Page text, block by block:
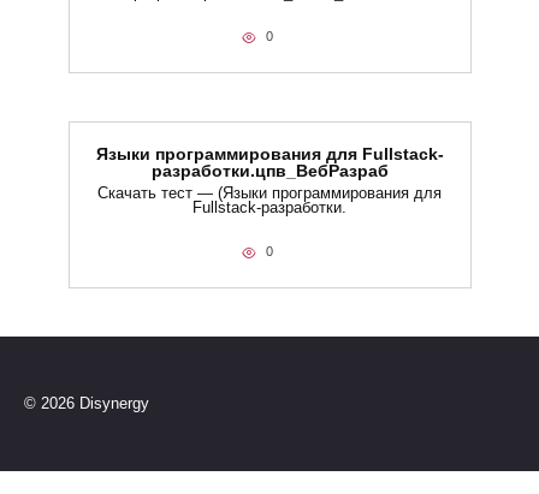
0
Языки программирования для Fullstack-
разработки.цпв_ВебРазраб
Скачать тест — (Языки программирования для
Fullstack-разработки.
0
© 2026 Disynergy